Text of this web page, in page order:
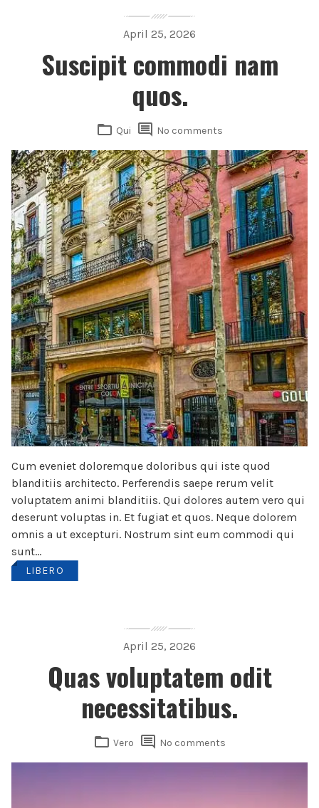
April 25, 2026
Suscipit commodi nam
quos.
Qui No comments
Cum eveniet doloremque doloribus qui iste quod
blanditiis architecto. Perferendis saepe rerum velit
voluptatem animi blanditiis. Qui dolores autem vero qui
deserunt voluptas in. Et fugiat et quos. Neque dolorem
omnis a ut excepturi. Nostrum sint eum commodi qui
sunt...
LIBERO
April 25, 2026
Quas voluptatem odit
necessitatibus.
Vero No comments